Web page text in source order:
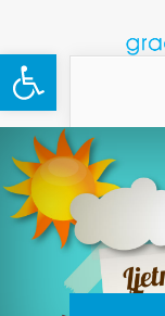
Open toolbar